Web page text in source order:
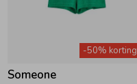
-50% korting
Someone